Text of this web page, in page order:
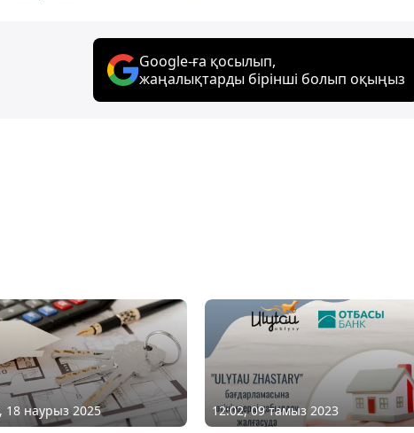
Google-ға қосылып,
жаңалықтарды бірінші болып оқыңыз
18 наурыз 2025 12:02, 09 тамыз 2023